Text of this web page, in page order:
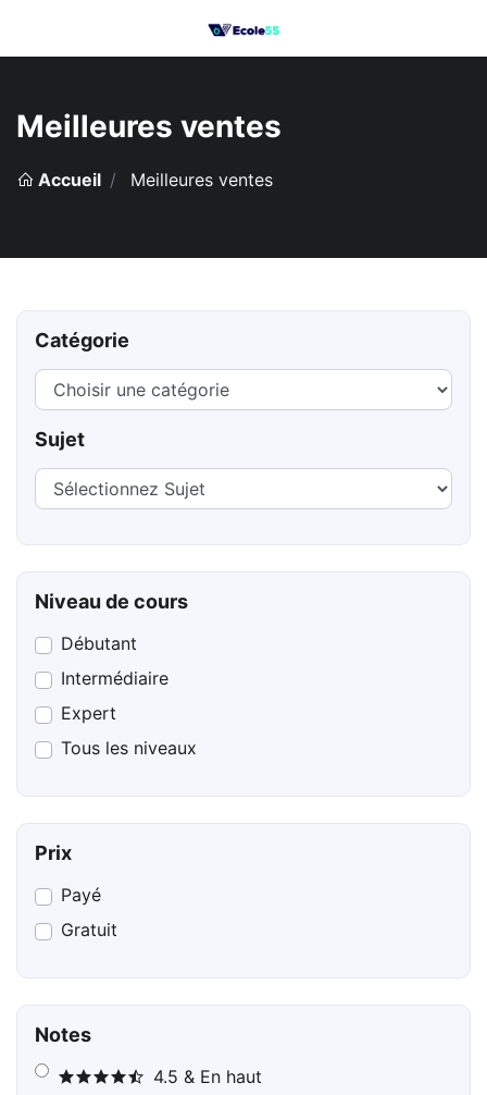
Meilleures ventes
Accueil Meilleures ventes
Catégorie
Sujet
Niveau de cours
Débutant
Intermédiaire
Expert
Tous les niveaux
Prix
Payé
Gratuit
Notes
4.5 & En haut